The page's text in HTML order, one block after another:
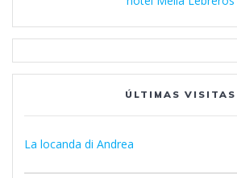
ÚLTIMAS VISITAS
La locanda di Andrea